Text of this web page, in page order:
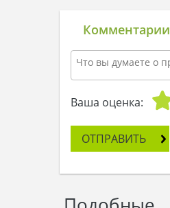
Комментарии
Ваша оценка:
ОТПРАВИТЬ